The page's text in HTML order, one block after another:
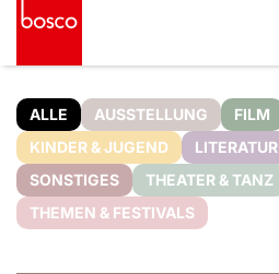
ALLE AUSSTELLUNG FILM
KINDER & JUGEND
LITERATUR
SONSTIGES
THEATER & TANZ
THEMEN & FESTIVALS